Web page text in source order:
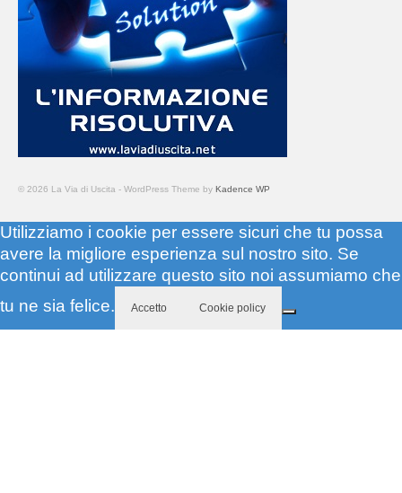
© 2026 La Via di Uscita - WordPress Theme by Kadence WP
Utilizziamo i cookie per essere sicuri che tu possa
avere la migliore esperienza sul nostro sito. Se
continui ad utilizzare questo sito noi assumiamo che
tu ne sia felice.
Accetto Cookie policy